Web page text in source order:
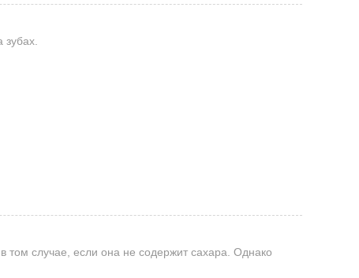
том случае, если она не содержит сахара. Однако